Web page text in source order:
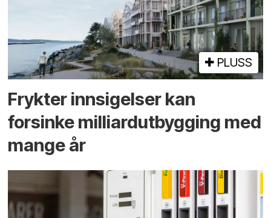
PLUSS
Frykter innsigelser kan
forsinke milliard­utbygging med
mange år